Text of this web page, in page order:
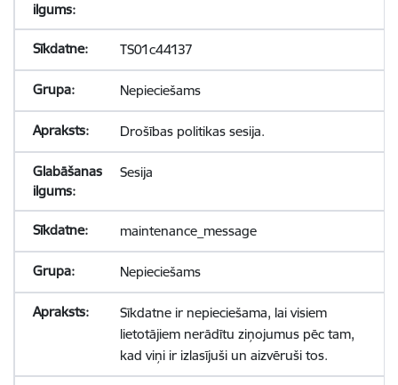
TS01c44137
Nepieciešams
Drošības politikas sesija.
Sesija
maintenance_message
Nepieciešams
Sīkdatne ir nepieciešama, lai visiem
lietotājiem nerādītu ziņojumus pēc tam,
kad viņi ir izlasījuši un aizvēruši tos.